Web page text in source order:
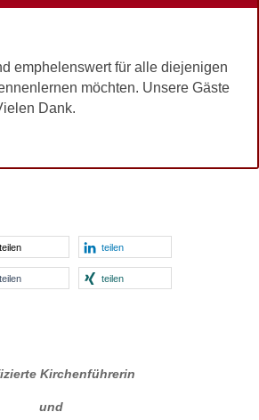
emphelenswert für alle diejenigen
möchten. Unsere Gäste
Dank.
teilen teilen
teilen teilen
Kirchenführerin
und